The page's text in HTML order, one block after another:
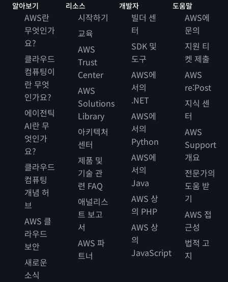
알아보기
AWS란
무엇인가
요?
클라우드
컴퓨팅이
란 무엇
인가요?
에이전틱
AI란 무
엇인가
요?
클라우드
컴퓨팅
개념 허
브
AWS 클
라우드
보안
새로운
소식
리소스
시작하기
교육
AWS
Trust
Center
AWS
Solutions
Library
아키텍처
센터
제품 및
기술 관
련 FAQ
애널리스
트 보고
서
AWS 파
트너
개발자
빌더 센
터
SDK 및
도구
AWS에
서의
.NET
AWS에
서의
Python
AWS에
서의
Java
AWS 상
의 PHP
AWS 상
의
JavaScript
도움말
AWS에
문의
지원 티
켓 제출
AWS
re:Post
지식 센
터
AWS
Support
개요
전문가의
도움 받
기
AWS 접
근성
법적 고
지